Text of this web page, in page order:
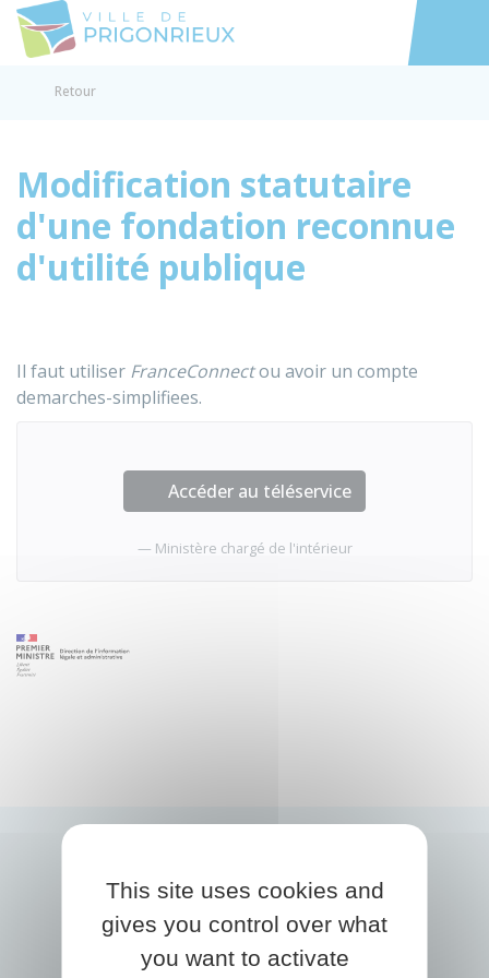
Accéder
Retour
Modification statutaire
d'une fondation reconnue
d'utilité publique
Il faut utiliser FranceConnectou avoir un compte
demarches-simplifiees.
Accéder au téléservice
Ministère chargé de l'intérieur
This site uses cookies and
gives you control over what
you want to activate